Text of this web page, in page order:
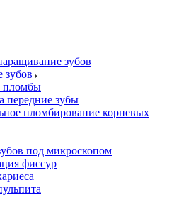
зубов
зубов
пломбы
передние зубы
пломбирование корневых
под микроскопом
фиссур